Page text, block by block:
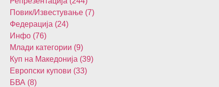
Повик/Известување (7)
Федерација (24)
Инфо (76)
Млади категории (9)
Куп на Македонија (39)
Европски купови (33)
БВА (8)